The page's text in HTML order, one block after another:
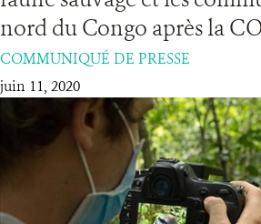
RESSOURCES
nord du Congo après la
COMMUNIQUÉ DE PRESSE
juin 11, 2020